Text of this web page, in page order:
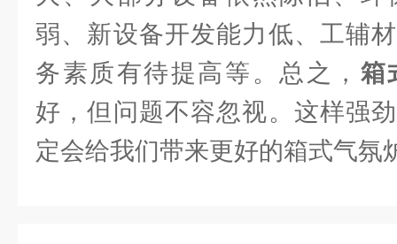
弱、新设备开发能力低、工辅
务素质有待提高等。总之， 箱
好，但问题不容忽视。这样强
定会给我们带来更好的箱式气氛